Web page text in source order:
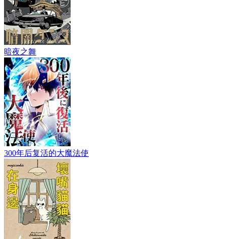
暗夜之舞
300年后复活的大魔法使